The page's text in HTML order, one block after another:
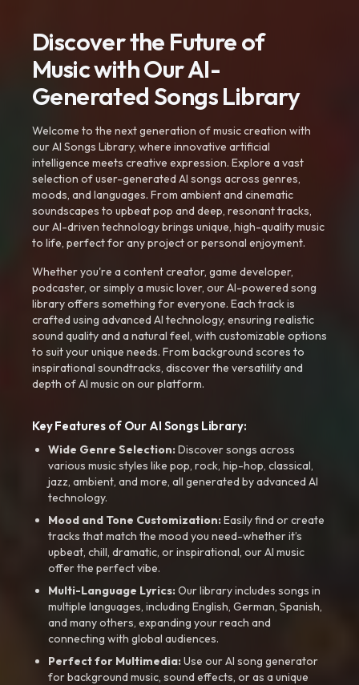
Discover the Future of
Music with Our AI-
Generated Songs Library
Welcome to the next generation of music creation with
our AI Songs Library, where innovative artificial
intelligence meets creative expression. Explore a vast
selection of user-generated AI songs across genres,
moods, and languages. From ambient and cinematic
soundscapes to upbeat pop and deep, resonant tracks,
our AI-driven technology brings unique, high-quality music
to life, perfect for any project or personal enjoyment.
Whether you're a content creator, game developer,
podcaster, or simply a music lover, our AI-powered song
library offers something for everyone. Each track is
crafted using advanced AI technology, ensuring realistic
sound quality and a natural feel, with customizable options
to suit your unique needs. From background scores to
inspirational soundtracks, discover the versatility and
depth of AI music on our platform.
Key Features of Our AI Songs Library:
Wide Genre Selection:Discover songs across
various music styles like pop, rock, hip-hop, classical,
jazz, ambient, and more, all generated by advanced AI
technology.
Mood and Tone Customization:Easily find or create
tracks that match the mood you need-whether it’s
upbeat, chill, dramatic, or inspirational, our AI music
offer the perfect vibe.
Multi-Language Lyrics:Our library includes songs in
multiple languages, including English, German, Spanish,
and many others, expanding your reach and
connecting with global audiences.
Perfect for Multimedia:Use our AI song generator
for background music, sound effects, or as a unique